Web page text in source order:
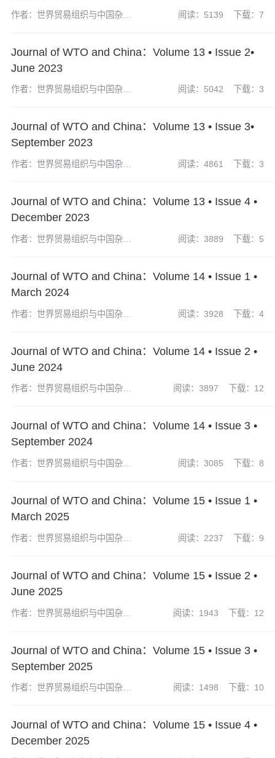
作者：世界贸易组织与中国杂志
阅读：5139 下载：7
Journal of WTO and China：Volume 13 • Issue 2•
June 2023
作者：世界贸易组织与中国杂志
阅读：5042 下载：3
Journal of WTO and China：Volume 13 • Issue 3•
September 2023
作者：世界贸易组织与中国杂志
阅读：4861 下载：3
Journal of WTO and China：Volume 13 • Issue 4 •
December 2023
作者：世界贸易组织与中国杂志
阅读：3889 下载：5
Journal of WTO and China：Volume 14 • Issue 1 •
March 2024
作者：世界贸易组织与中国杂志
阅读：3928 下载：4
Journal of WTO and China：Volume 14 • Issue 2 •
June 2024
作者：世界贸易组织与中国杂志
阅读：3897 下载：12
Journal of WTO and China：Volume 14 • Issue 3 •
September 2024
作者：世界贸易组织与中国杂志
阅读：3085 下载：8
Journal of WTO and China：Volume 15 • Issue 1 •
March 2025
作者：世界贸易组织与中国杂志
阅读：2237 下载：9
Journal of WTO and China：Volume 15 • Issue 2 •
June 2025
作者：世界贸易组织与中国杂志
阅读：1943 下载：12
Journal of WTO and China：Volume 15 • Issue 3 •
September 2025
作者：世界贸易组织与中国杂志
阅读：1498 下载：10
Journal of WTO and China：Volume 15 • Issue 4 •
December 2025